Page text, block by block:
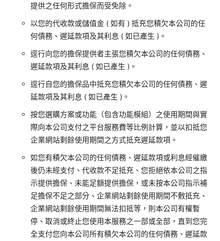
提供之任何形式擔保而受免除。
以您的代收款或儲值金 ( 如有 ) 抵充您積欠本公司的任
何債務、遲延款項及其利息 ( 如已產生 ) 。
逕行向您的擔保提供者主張您積欠本公司的任何債務、
遲延款項及其利息 ( 如已產生 ) 。
逕行自您的擔保品中抵充您積欠本公司的任何債務、遲
延款項及其利息 ( 如已產生 ) 。
按您選購方案或功能（包含功能模組）之使用期間與實
際向本公司支付之平台服務費等比例計算，並以扣抵您
企業網站剩餘使用期間之方式抵充遲延款項。
如您有積欠本公司的任何債務、遲延款項或利息經催繳
後仍未經支付、代收款不足抵充、您拒絕依本公司之指
示提供擔保、未能足額提供擔保，或未按本公司指示補
足擔保不足之部分、企業網站剩餘使用期間不敷抵充、
企業網站剩餘使用期間無法扣抵等，則本公司有權暫
停、取消或終止您使用本服務之一部或全部，直到您完
全支付您向本公司所有積欠本公司的任何債務、遲延款